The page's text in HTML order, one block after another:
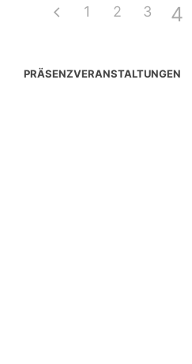
1 2 3 4
PRÄSENZVERANSTALTUNGEN